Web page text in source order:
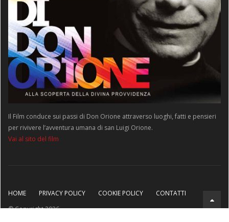
Il Film conduce sui passi di Don Orione attraverso luoghi, fatti e pensieri
per rivivere l’avventura umana di san Luigi Orione.
Vai al sito del film
HOME PRIVACY POLICY COOKIE POLICY
CONTATTI
© Copyright 2026